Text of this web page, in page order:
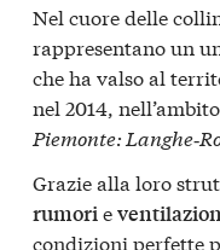
Nel cuore delle
rappresentano un
che ha valso al
nel 2014,
Piemonte:
Grazie alla loro
rumorie
condizioni perfette